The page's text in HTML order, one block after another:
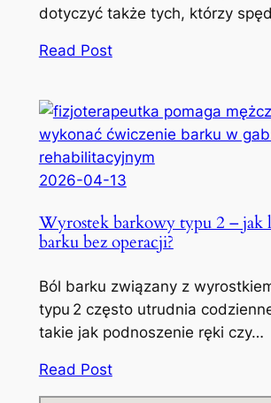
dotyczyć także tych, którzy
Read Post
2026-04-13
Wyrostek barkowy typu 2 – jak
barku bez operacji?
Ból barku związany z
typu 2 często utrudnia
takie jak podnoszenie ręki czy…
Read Post